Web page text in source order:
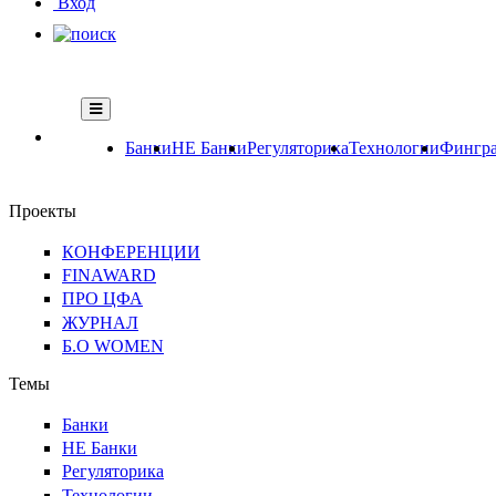
БанкиНЕ БанкиРегуляторикаТехнологии
Проекты
КОНФЕРЕНЦИИ
FINAWARD
ПРО ЦФА
ЖУРНАЛ
Б.О WOMEN
Темы
Банки
НЕ Банки
Регуляторика